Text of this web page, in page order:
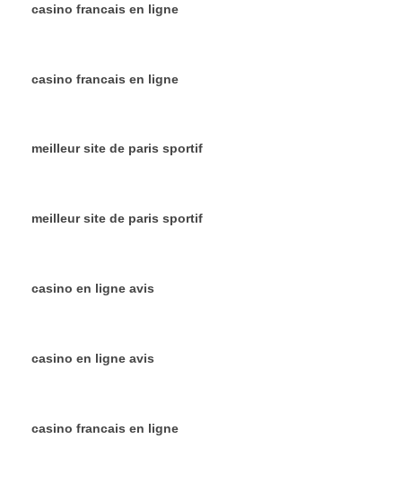
casino francais en ligne
casino francais en ligne
meilleur site de paris sportif
meilleur site de paris sportif
casino en ligne avis
casino en ligne avis
casino francais en ligne